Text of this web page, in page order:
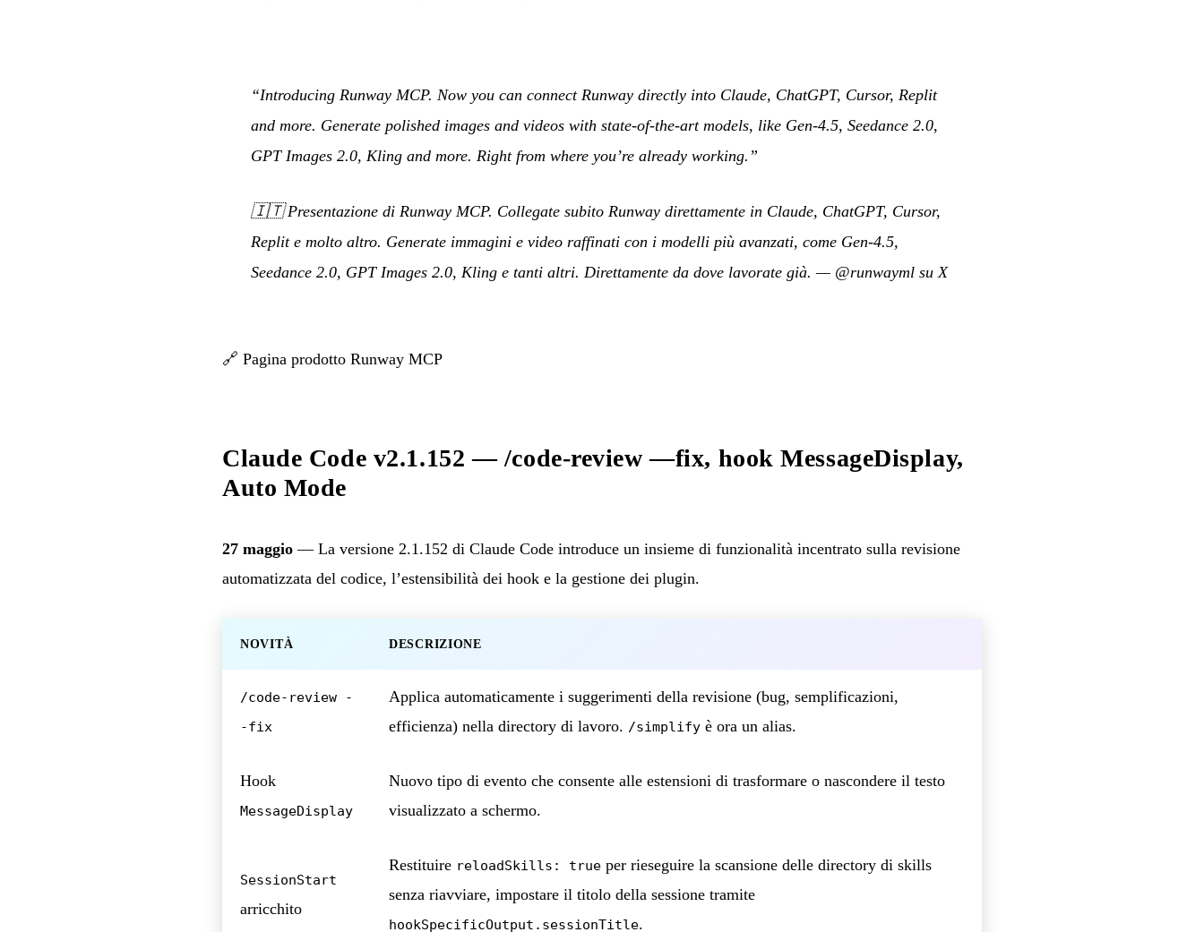
“Introducing Runway MCP. Now you can connect Runway directly into Claude, ChatGPT, Cursor, Replit
and more. Generate polished images and videos with state-of-the-art models, like Gen-4.5, Seedance 2.0,
GPT Images 2.0, Kling and more. Right from where you’re already working.”
🇮🇹Presentazione di Runway MCP. Collegate subito Runway direttamente in Claude, ChatGPT, Cursor,
Replit e molto altro. Generate immagini e video raffinati con i modelli più avanzati, come Gen-4.5,
Seedance 2.0, GPT Images 2.0, Kling e tanti altri. Direttamente da dove lavorate già. — @runwayml su X
🔗 Pagina prodotto Runway MCP
Claude Code v2.1.152 — /code-review —fix, hook MessageDisplay,
Auto Mode
27 maggio — La versione 2.1.152 di Claude Code introduce un insieme di funzionalità incentrato sulla revisione
automatizzata del codice, l’estensibilità dei hook e la gestione dei plugin.
NOVITÀ DESCRIZIONE
/code-review -
-fix
Applica automaticamente i suggerimenti della revisione (bug, semplificazioni,
efficienza) nella directory di lavoro. /simplify è ora un alias.
Hook
MessageDisplay
Nuovo tipo di evento che consente alle estensioni di trasformare o nascondere il testo
visualizzato a schermo.
SessionStart
arricchito
Restituire reloadSkills: true per rieseguire la scansione delle directory di skills
senza riavviare, impostare il titolo della sessione tramite
hookSpecificOutput.sessionTitle.